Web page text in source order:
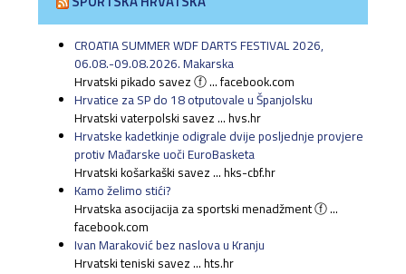
CROATIA SUMMER WDF DARTS FESTIVAL 2026,
06.08.-09.08.2026. Makarska
Hrvatski pikado savez ⓕ ... facebook.com
Hrvatice za SP do 18 otputovale u Španjolsku
Hrvatski vaterpolski savez ... hvs.hr
Hrvatske kadetkinje odigrale dvije posljednje provjere
protiv Mađarske uoči EuroBasketa
Hrvatski košarkaški savez ... hks-cbf.hr
Kamo želimo stići?
Hrvatska asocijacija za sportski menadžment ⓕ ...
facebook.com
Ivan Maraković bez naslova u Kranju
Hrvatski teniski savez ... hts.hr